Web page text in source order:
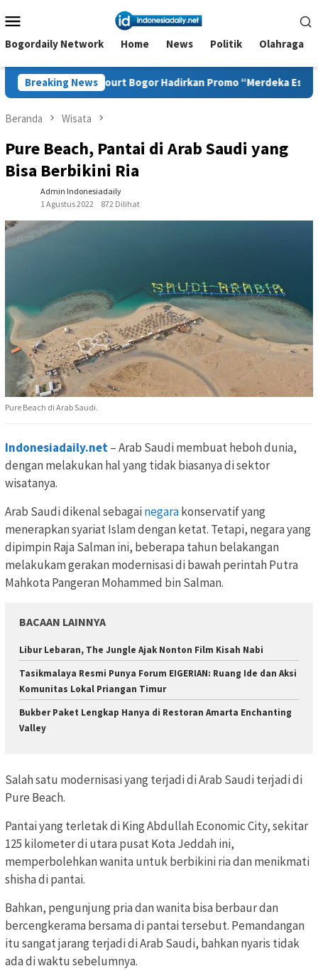
ke
kontenMobile
Bogordaily Network Home News Politik Olahraga
Breaking News
Bogor Hadirkan Promo “Merdeka Escape”, memperingati
Beranda Wisata
Pure Beach, Pantai di Arab Saudi yang
Bisa Berbikini Ria
Admin Indonesiadaily
1 Agustus 2022
872 Dilihat
Pure Beach di Arab Saudi.
Indonesiadaily.net– Arab Saudi membuat heboh dunia,
dengan melakukan hal yang tidak biasanya di sektor
wisatanya.
Arab Saudi dikenal sebagainegarakonservatif yang
menerapkan syariat Islam dengan ketat. Tetapi, negara yang
dipimpin Raja Salman ini, beberapa tahun belakangan
melakukam gerakan modernisasi di bawah perintah Putra
Mahkota Pangeran Mohammed bin Salman.
BACAAN LAINNYA
Libur Lebaran, The Jungle Ajak Nonton Film Kisah Nabi
Tasikmalaya Resmi Punya Forum EIGERIAN: Ruang Ide dan Aksi
Komunitas Lokal Priangan Timur
Bukber Paket Lengkap Hanya di Restoran Amarta Enchanting
Valley
Salah satu modernisasi yang terjadi di Arab Saudi terjadi di
Pure Beach.
Pantai yang terletak di King Abdullah Economic City, sekitar
125 kilometer di utara pusat Kota Jeddah ini,
memperbolehkan wanita untuk berbikini ria dan menikmati
shisha di pantai.
Bahkan, pengunjung pria dan wanita bisa berbaur dan
bercengkerama bersama di pantai tersebut. Pemandangan
itu sangat jarang terjadi di Arab Saudi, bahkan nyaris tidak
ada di waktu sebelumnya.